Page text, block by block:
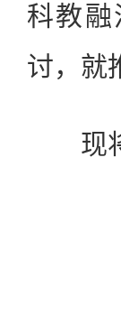
科教融
讨，就
现将